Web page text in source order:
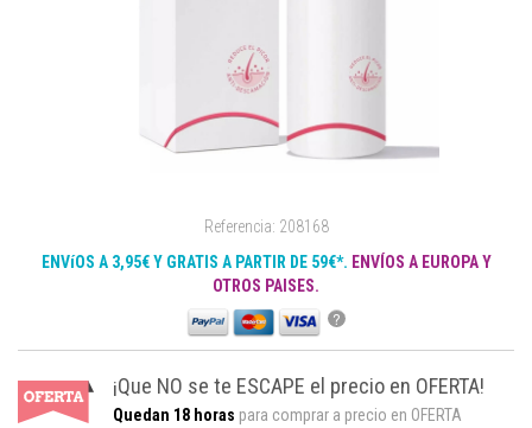
Referencia: 208168
ENVíOS A 3,95€ Y GRATIS A PARTIR DE 59€*. ENVÍOS A EUROPA Y
OTROS PAISES.
?
¡Que NO se te ESCAPE el precio en OFERTA!
Quedan 18 horas para comprar a precio en OFERTA